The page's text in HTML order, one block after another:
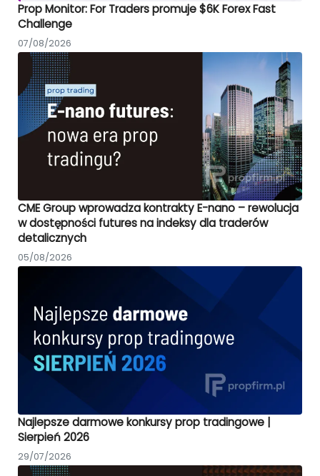
Prop Monitor: For Traders promuje $6K Forex Fast
Challenge
07/08/2026
CME Group wprowadza kontrakty E-nano – rewolucja
w dostępności futures na indeksy dla traderów
detalicznych
05/08/2026
Najlepsze darmowe konkursy prop tradingowe |
Sierpień 2026
29/07/2026